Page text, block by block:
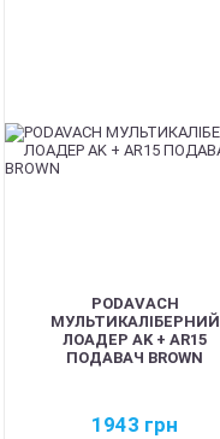
PODAVACH
МУЛЬТИКАЛІБЕРНИЙ
ЛОАДЕР AK + AR15
ПОДАВАЧ BROWN
1943 грн